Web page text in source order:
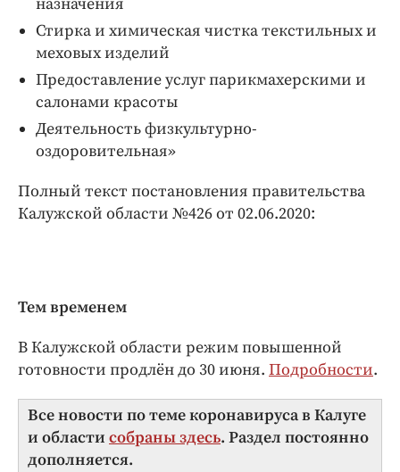
назначения
Стирка и химическая чистка текстильных и
меховых изделий
Предоставление услуг парикмахерскими и
салонами красоты
Деятельность физкультурно-
оздоровительная»
Полный текст постановления правительства
Калужской области №426 от 02.06.2020:
Тем временем
В Калужской области режим повышенной
готовности продлён до 30 июня. Подробности.
Все новости по теме коронавируса в Калуге
и области собраны здесь. Раздел постоянно
дополняется.